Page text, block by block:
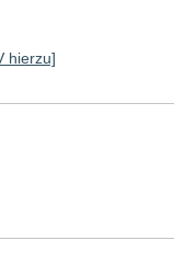
hierzu]